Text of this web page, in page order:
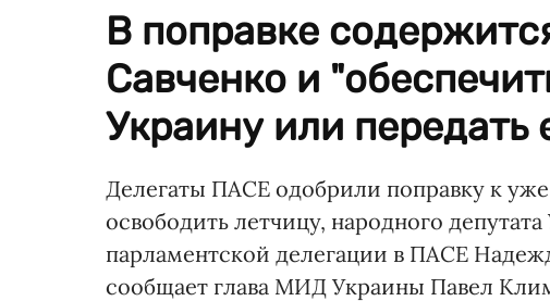
В поправке
Савченко и
Украину или передать
Делегаты ПАСЕ одобрили поправку к уже
освободить летчицу, народного
парламентской делегации в ПАСЕ
сообщает глава МИД Украины Павел